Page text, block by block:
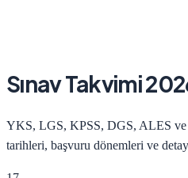
Sınav Takvimi
YKS, LGS, KPSS, DGS, ALES ve
tarihleri, başvuru dönemleri ve